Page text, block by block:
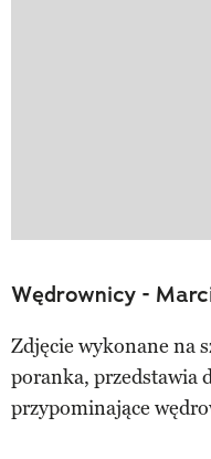
Wędrownicy -
Zdjęcie wykonane na
poranka, przedstawia
przypominające